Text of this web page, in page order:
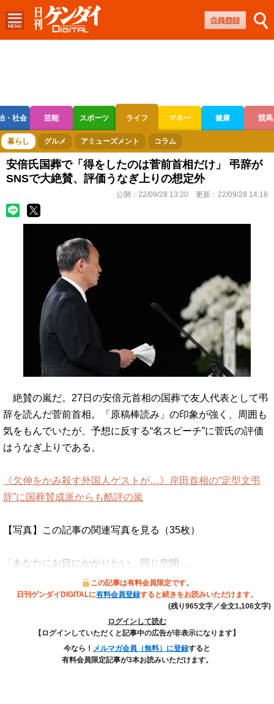
・社会 芸能 スポーツ ライフ マネー 健康 競馬
ボートレース 競輪 オートレース
暮らし グルメ アミューズメント コラム
安倍氏国葬で「得をしたのは菅前首相だけ」 弔辞が
SNSで大絶賛、評価うなぎ上りの想定外
公開： 22/09/28 13:20 更新： 22/09/28 14:18
絶賛の嵐だ。27日の安倍元首相の国葬で友人代表として弔
辞を読んだ菅前首相。「原稿棒読み」の印象が強く、周囲も
気をもんでいたが、予想に反する“名スピーチ”に菅氏の評価
はうなぎ上りである。
《欠伸をかみ殺す外国人ゲストが…》岸田首相の“定型文弔
辞”に国葬賛成派からも酷評の嵐
【写真】この記事の関連写真を見る（35枚）
「あなたにお目にかかりたい、同じ空間…
この記事は有料会員限定です。
日刊ゲンダイDIGITALに有料会員登録すると続きをお読みいただけます。
(残り965文字／全文1,106文字)
ログインして読む
【ログインしていただくと記事中の広告が非表示になります】
今なら！ メルマガ会員（無料）に登録すると
有料会員限定記事が3本お読みいただけます。